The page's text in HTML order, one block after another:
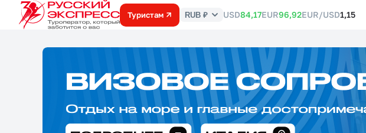
Туристам
Курс
RUB ₽ USD84,17EUR96,92EUR/USD1,15